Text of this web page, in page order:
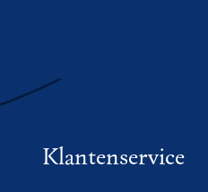
Klantenservice